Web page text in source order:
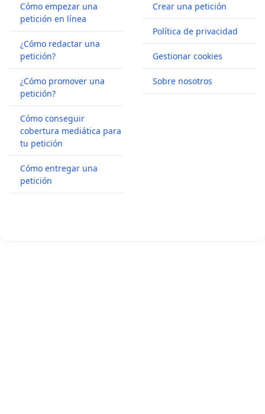
Cómo empezar una
petición en línea
¿Cómo redactar una
petición?
¿Cómo promover una
petición?
Cómo conseguir
cobertura mediática para
tu petición
Cómo entregar una
petición
Crear una petición
Política de privacidad
Gestionar cookies
Sobre nosotros